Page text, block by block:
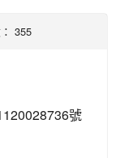
355
號